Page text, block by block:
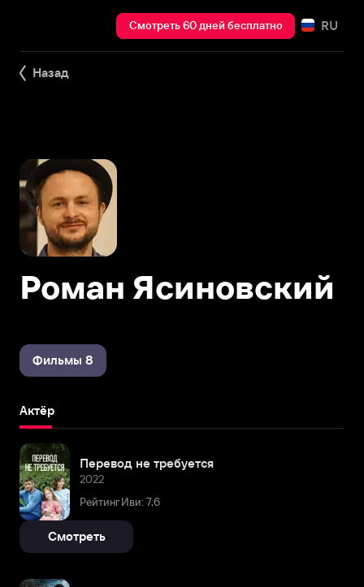
Смотреть 60 дней бесплатно RU
Назад
Роман Ясиновский
Фильмы 8
Актёр
Перевод не требуется
2022
Рейтинг Иви: 7,6
Смотреть